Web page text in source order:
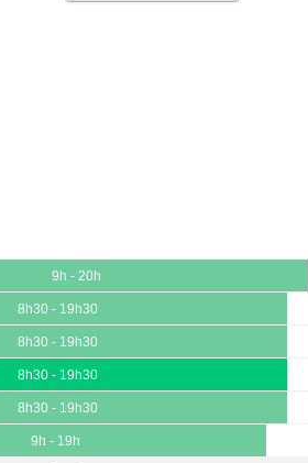
9h - 20h
8h30 - 19h30
8h30 - 19h30
8h30 - 19h30
8h30 - 19h30
9h - 19h